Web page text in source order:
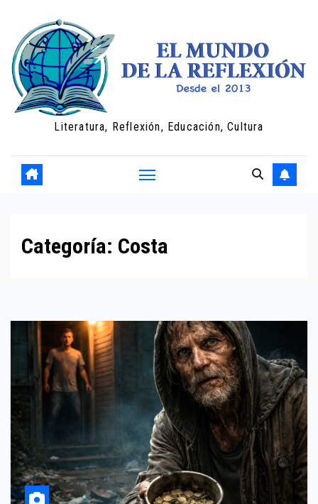
contenido
Literatura, Reflexión, Educación, Cultura
Categoría: Costa